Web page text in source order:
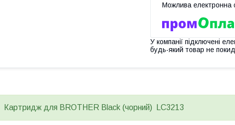
У компанії підключені
будь-який товар не
Картридж для BROTHER Black (чорний) LC3213